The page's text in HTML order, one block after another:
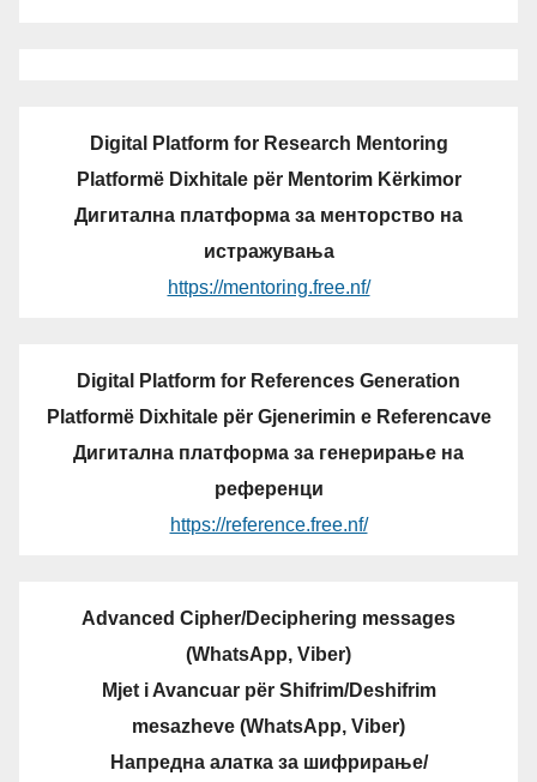
Digital Platform for Research Mentoring
Platformë Dixhitale për Mentorim Kërkimor
Дигитална платформа за менторство на
истражувања
https://mentoring.free.nf/
Digital Platform for References Generation
Platformë Dixhitale për Gjenerimin e Referencave
Дигитална платформа за генерирање на
референци
https://reference.free.nf/
Advanced Cipher/Deciphering messages
(WhatsApp, Viber)
Mjet i Avancuar për Shifrim/Deshifrim
mesazheve (WhatsApp, Viber)
Напредна алатка за шифрирање/